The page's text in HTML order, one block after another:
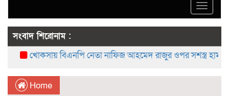
Toggle
সংবাদ শিরোনাম :
খোকসায় বিএনপি নেতা নাফিজ আহমেদ রাজুর ওপর সশস্ত্র হামলা,
Home